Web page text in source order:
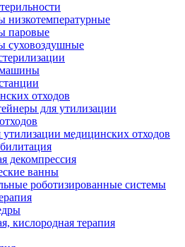
низкотемпературные
паровые
суховоздушные
отходов
для утилизации
утилизации медицинских отходов
декомпрессия
ванны
роботизированные системы
кислородная терапия